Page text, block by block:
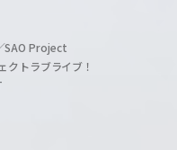
SAO Project
トラブライブ！